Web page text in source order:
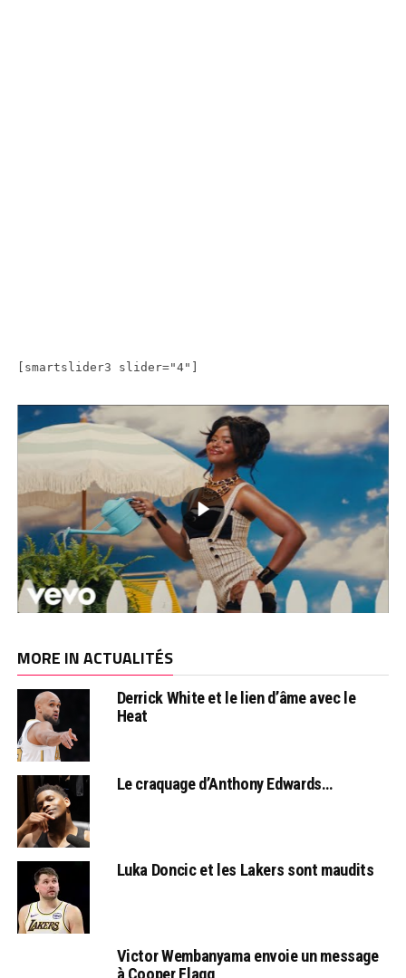
[smartslider3 slider="4"]
MORE IN ACTUALITÉS
Derrick White et le lien d’âme avec le
Heat
Le craquage d’Anthony Edwards…
Luka Doncic et les Lakers sont maudits
Victor Wembanyama envoie un message
à Cooper Flagg